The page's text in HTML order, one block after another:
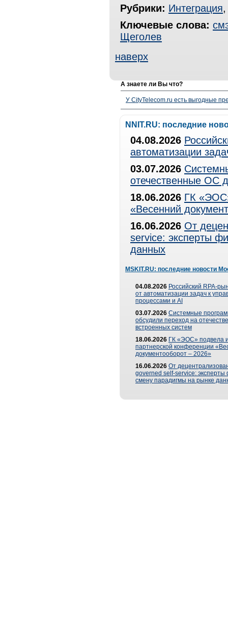
Рубрики: Интеграция
Ключевые слова:
Щеголев
наверх
А знаете ли Вы что?
У CityTelecom.ru есть выгодные
NNIT.RU: последние
04.08.2026
автоматизации
03.07.2026
отечественные ОС
18.06.2026 ГК
«Весенний
16.06.2026 От
service: эксперты
данных
MSKIT.RU: последние новости
04.08.2026 Российский RPA-
от автоматизации задач к
процессами и AI
03.07.2026 Системные
обсудили переход на
встроенных систем
18.06.2026 ГК «ЭОС» подвела
партнерской конференции
документооборот – 2026»
16.06.2026 От
governed self-service: эксперты
смену парадигмы на рынке